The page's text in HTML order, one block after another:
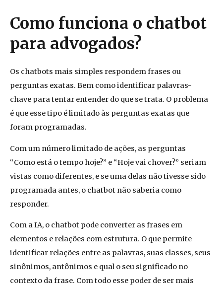
Como funciona o chatbot
para advogados?
Os chatbots mais simples respondem frases ou
perguntas exatas. Bem como identificar palavras-
chave para tentar entender do que se trata. O problema
é que esse tipo é limitado às perguntas exatas que
foram programadas.
Com um número limitado de ações, as perguntas
“Como está o tempo hoje?” e “Hoje vai chover?” seriam
vistas como diferentes, e se uma delas não tivesse sido
programada antes, o chatbot não saberia como
responder.
Com a IA, o chatbot pode converter as frases em
elementos e relações com estrutura. O que permite
identificar relações entre as palavras, suas classes, seus
sinônimos, antônimos e qual o seu significado no
contexto da frase. Com todo esse poder de ser mais